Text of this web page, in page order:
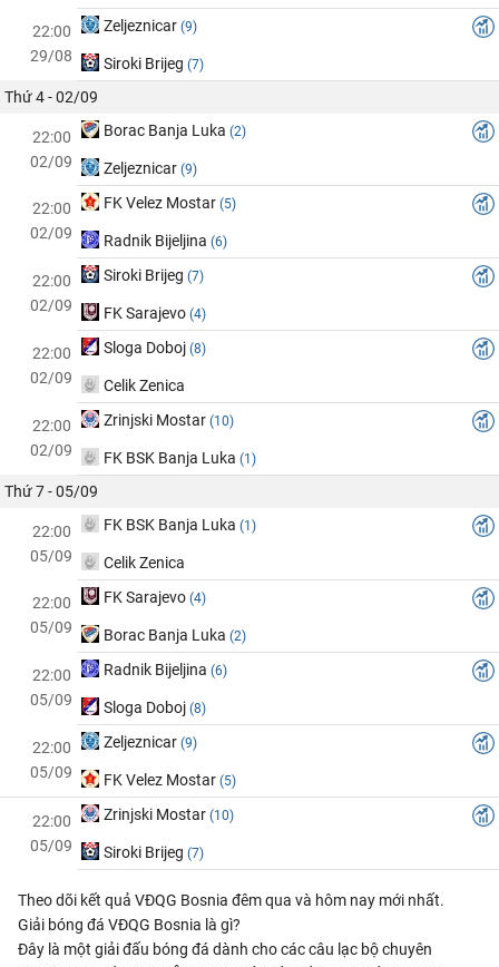
22:00
29/08
Zeljeznicar (9)
Siroki Brijeg (7)
Thứ 4 - 02/09
22:00
02/09
Borac Banja Luka (2)
Zeljeznicar (9)
22:00
02/09
FK Velez Mostar (5)
Radnik Bijeljina (6)
22:00
02/09
Siroki Brijeg (7)
FK Sarajevo (4)
22:00
02/09
Sloga Doboj (8)
Celik Zenica
22:00
02/09
Zrinjski Mostar (10)
FK BSK Banja Luka (1)
Thứ 7 - 05/09
22:00
05/09
FK BSK Banja Luka (1)
Celik Zenica
22:00
05/09
FK Sarajevo (4)
Borac Banja Luka (2)
22:00
05/09
Radnik Bijeljina (6)
Sloga Doboj (8)
22:00
05/09
Zeljeznicar (9)
FK Velez Mostar (5)
22:00
05/09
Zrinjski Mostar (10)
Siroki Brijeg (7)
Theo dõi kết quả VĐQG Bosnia đêm qua và hôm nay mới nhất.
Giải bóng đá VĐQG Bosnia là gì?
Đây là một giải đấu bóng đá dành cho các câu lạc bộ chuyên